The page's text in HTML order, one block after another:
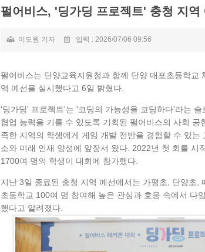
펄어비스, '딩가딩 프로젝트' 충청 지역
이도원 기자 입력 : 2026/07/06 09:56
펄어비스는 단양교육지원청과 함께 단양 매포초등학교
역 예선을 실시했다고 6일 밝혔다.
'딩가딩' 프로젝트'는 '코딩의 가능성을 코딩하다'라는
협업 능력을 기를 수 있도록 기획된 펄어비스의 사회 공
족한 지역의 학생에게 게임 개발 전반을 경험할 수 있는
소와 미래 인재 양성에 앞장서 왔다. 2022년 첫 회를 시
1700여 명의 학생이 대회에 참가했다.
지난 3일 종료된 충청 지역 예선에서는 가평초, 단양초,
초등학교 100여 명 참여해 높은 관심과 호응 속에서 다
했다고 알려졌다.